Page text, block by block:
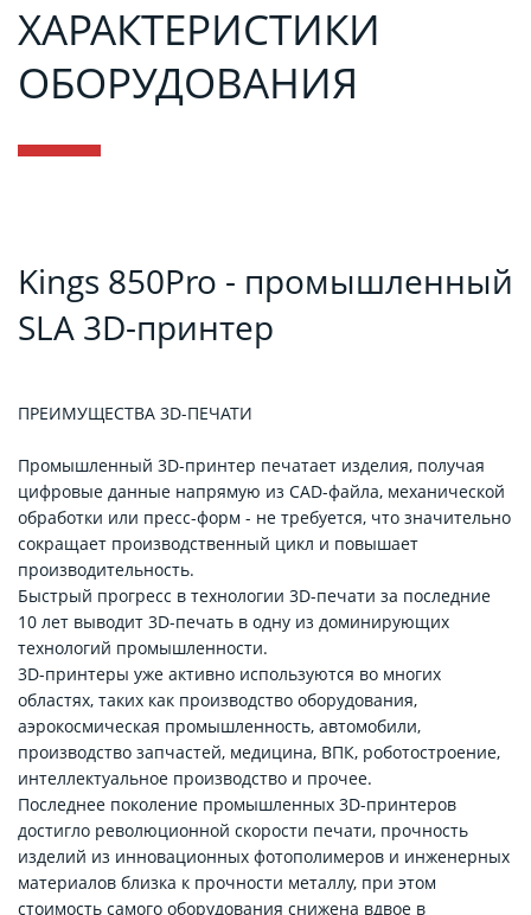
ХАРАКТЕРИСТИКИ
ОБОРУДОВАНИЯ
Kings 850Pro - промышленный
SLA 3D-принтер
ПРЕИМУЩЕСТВА 3D-ПЕЧАТИ
Промышленный 3D-принтер печатает изделия, получая
цифровые данные напрямую из CAD-файла, механической
обработки или пресс-форм - не требуется, что значительно
сокращает производственный цикл и повышает
производительность.
Быстрый прогресс в технологии 3D-печати за последние
10 лет выводит 3D-печать в одну из доминирующих
технологий промышленности.
3D-принтеры уже активно используются во многих
областях, таких как производство оборудования,
аэрокосмическая промышленность, автомобили,
производство запчастей, медицина, ВПК, роботостроение,
интеллектуальное производство и прочее.
Последнее поколение промышленных 3D-принтеров
достигло революционной скорости печати, прочность
изделий из инновационных фотополимеров и инженерных
материалов близка к прочности металлу, при этом
стоимость самого оборудования снижена вдвое в